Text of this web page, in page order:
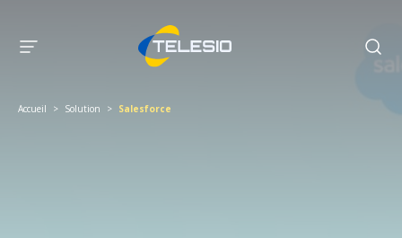
Accueil > Solution > Salesforce